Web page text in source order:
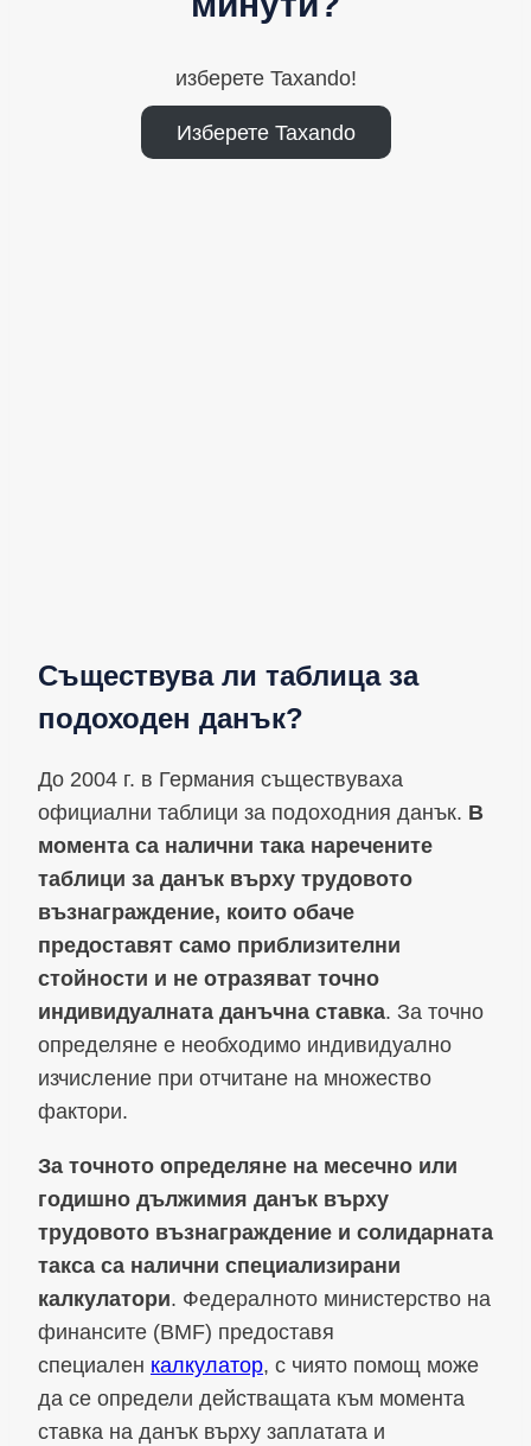
изберете Taxando!
Изберете Taxando
Съществува ли таблица за
подоходен данък?
До 2004 г. в Германия съществуваха
официални таблици за подоходния данък. В
момента са налични така наречените
таблици за данък върху трудовото
възнаграждение, които обаче
предоставят само приблизителни
стойности и не отразяват точно
индивидуалната данъчна ставка. За точно
определяне е необходимо индивидуално
изчисление при отчитане на множество
фактори.
За точното определяне на месечно или
годишно дължимия данък върху
трудовото възнаграждение и солидарната
такса са налични специализирани
калкулатори. Федералното министерство на
финансите (BMF) предоставя
специален калкулатор, с чиято помощ може
да се определи действащата към момента
ставка на данък върху заплатата и